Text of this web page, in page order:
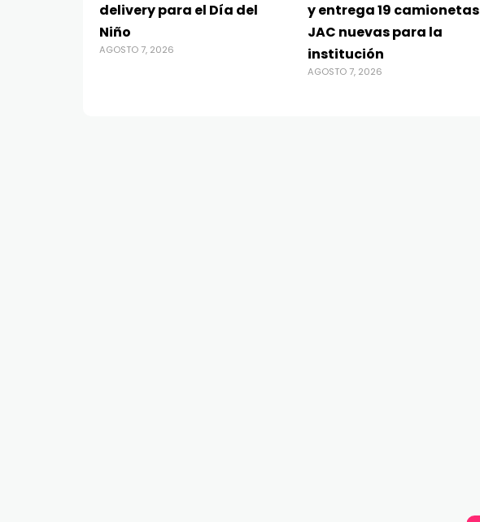
delivery para el Día del
Niño
AGOSTO 7, 2026
y entrega 19 camionetas
JAC nuevas para la
institución
AGOSTO 7, 2026